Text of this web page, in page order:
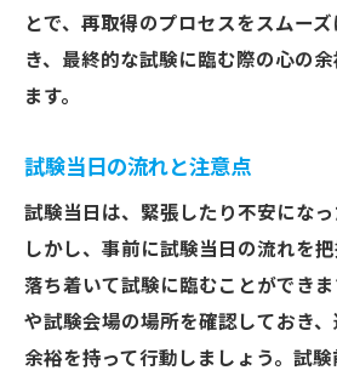
とで、再取得のプロセスをスムー
き、最終的な試験に臨む際の心の
ます。
試験当日の流れと注意点
試験当日は、緊張したり不安になっ
しかし、事前に試験当日の流れを把
落ち着いて試験に臨むことができ
や試験会場の場所を確認しておき
余裕を持って行動しましょう。試